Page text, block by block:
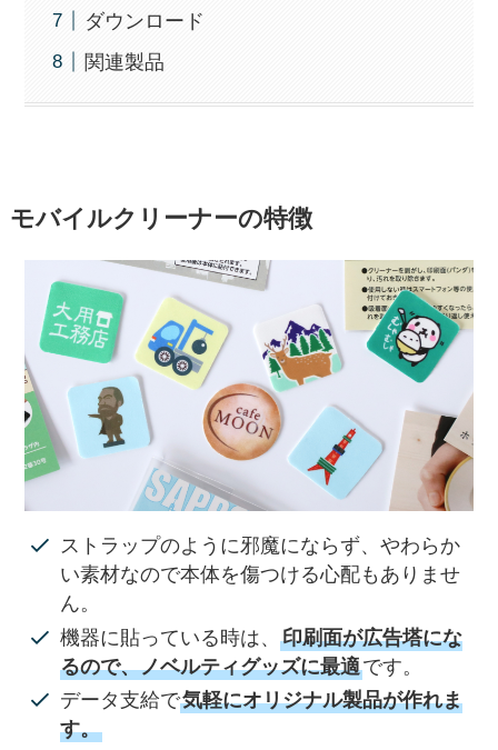
ダウンロード
関連製品
モバイルクリーナーの特徴
ストラップのように邪魔にならず、やわらか
い素材なので本体を傷つける心配もありませ
ん。
機器に貼っている時は、 印刷面が広告塔にな
るので、ノベルティグッズに最適です。
データ支給で気軽にオリジナル製品が作れま
す。